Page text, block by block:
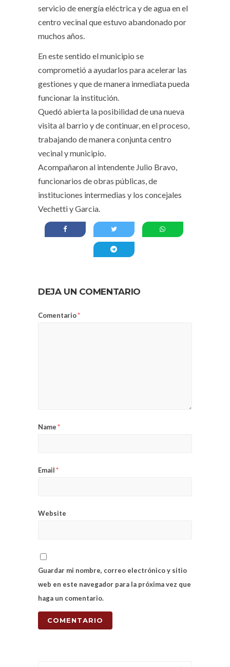
servicio de energía eléctrica y de agua en el
centro vecinal que estuvo abandonado por
muchos años.
En este sentido el municipio se
comprometió a ayudarlos para acelerar las
gestiones y que de manera inmediata pueda
funcionar la institución.
Quedó abierta la posibilidad de una nueva
visita al barrio y de continuar, en el proceso,
trabajando de manera conjunta centro
vecinal y municipio.
Acompañaron al intendente Julio Bravo,
funcionarios de obras públicas, de
instituciones intermedias y los concejales
Vechetti y Garcia.
DEJA UN COMENTARIO
Comentario*
Name*
Email*
Website
Guardar mi nombre, correo electrónico y sitio
web en este navegador para la próxima vez que
haga un comentario.